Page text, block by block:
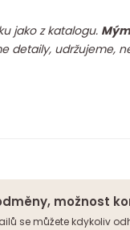
jako z katalogu.
detaily, udržujeme,
možnost
se můžete kdykoliv